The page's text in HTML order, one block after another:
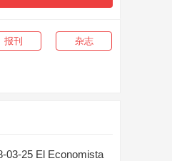
报刊 杂志
03-25 El Economista